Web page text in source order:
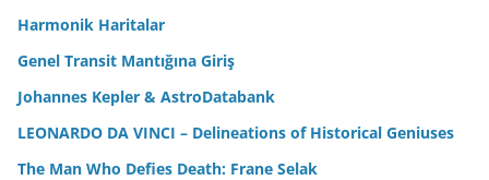
Harmonik Haritalar
Genel Transit Mantığına Giriş
Johannes Kepler & AstroDatabank
LEONARDO DA VINCI – Delineations of Historical Geniuses
The Man Who Defies Death: Frane Selak